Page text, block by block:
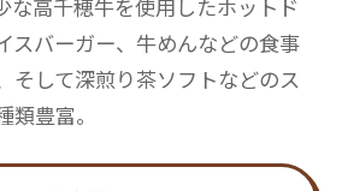
な高千穂牛を使用したホットド
スバーガー、牛めんなどの食事
そして深煎り茶ソフトなどのス
類豊富。